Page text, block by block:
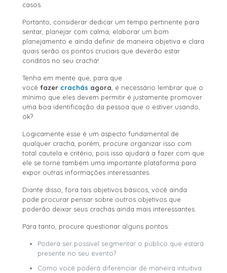
casos.
Portanto, considerar dedicar um tempo pertinente para
sentar, planejar com calma, elaborar um bom
planejamento e ainda definir de maneira objetiva e clara
quais serão os pontos cruciais que deverão estar
conditos no seu crachá!
Tenha em mente que, para que
vocêfazer crachás agora, é necessário lembrar que o
mínimo que eles devem permitir é justamente promover
uma boa identificação da pessoa que o estiver usando,
ok?
Logicamente esse é um aspecto fundamental de
qualquer crachá, porém, procure organizar isso com
total cautela e critério, pois isso ajudará a fazer com que
ele se torne também uma importante plataforma para
expor outras informações interessantes.
Diante disso, fora tais objetivos básicos, você ainda
pode procurar pensar sobre outros objetivos que
poderão deixar seus crachás ainda mais interessantes.
Para tanto, procure questionar alguns pontos:
Poderá ser possível segmentar o público que estará
presente no seu evento?
Como você poderá diferenciar de maneira intuitiva